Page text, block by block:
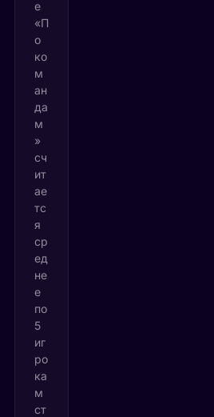
е
«П
о
ко
м
ан
да
м
»
сч
ит
ае
тс
я
ср
ед
не
е
по
5
иг
ро
ка
м
ст